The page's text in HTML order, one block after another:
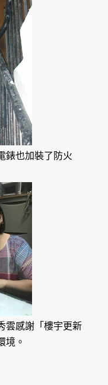
錶也加裝了防火
雲感謝「樓宇更新
境。